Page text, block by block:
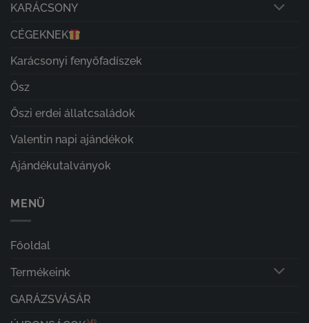
KARÁCSONY
CÉGEKNEK
Karácsonyi fenyőfadíszek
Ősz
Őszi erdei állatcsaládok
Valentin napi ajándékok
Ajándékutalványok
MENÜ
Főoldal
Termékeink
GARÁZSVÁSÁR